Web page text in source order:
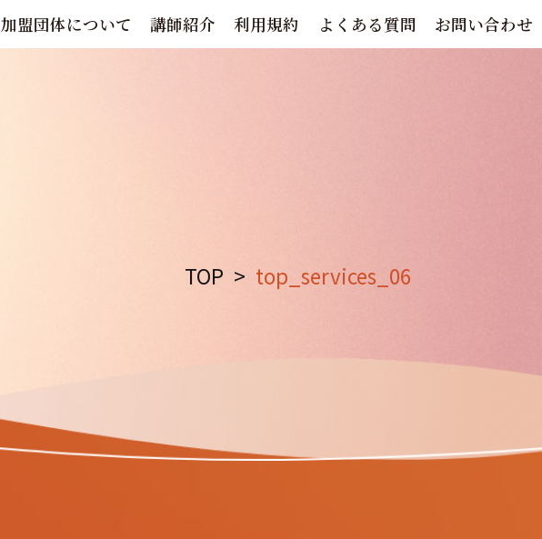
加盟団体について 講師紹介 利用規約 よくある質問 お問い合わせ
TOP > top_services_06